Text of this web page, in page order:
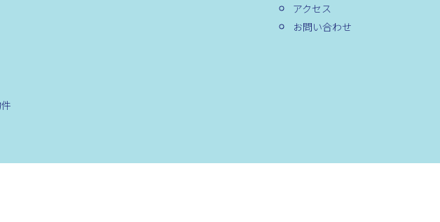
アクセス
お問い合わせ